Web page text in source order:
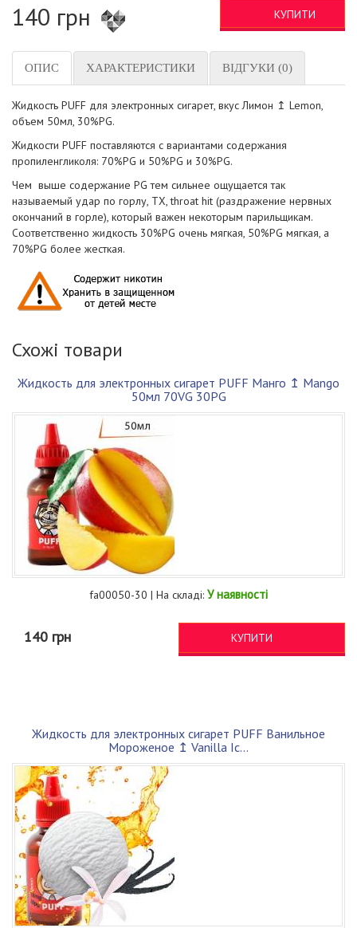
140 грн КУПИТИ
ОПИС ХАРАКТЕРИСТИКИ ВІДГУКИ (0)
Жидкость PUFF для электронных сигарет, вкус Лимон ↥ Lemon,
объем 50мл, 30%PG.
Жидкости PUFF поставляются с вариантами содержания
пропиленгликоля: 70%PG и 50%PG и 30%PG.
Чем выше содержание PG тем сильнее ощущается так
называемый удар по горлу, ТХ, throat hit (раздражение нервных
окончаний в горле), который важен некоторым парильщикам.
Соответственно жидкость 30%PG очень мягкая, 50%PG мягкая, а
70%PG более жесткая.
Схожі товари
Жидкость для электронных сигарет PUFF Манго ↥ Mango
50мл 70VG 30PG
fa00050-30 | На складі: У наявності
140 грн КУПИТИ
Жидкость для электронных сигарет PUFF Ванильное
Мороженое ↥ Vanilla Ic...